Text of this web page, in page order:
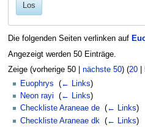
Los
Die folgenden Seiten verlinken auf
Angezeigt werden 50 Einträge.
Zeige (vorherige 50| nächste 50) (20|
Euophrys
(← Links)
Neon rayi
(← Links)
Checkliste Araneae de (← Links)
Checkliste Araneae dk
(← Links)